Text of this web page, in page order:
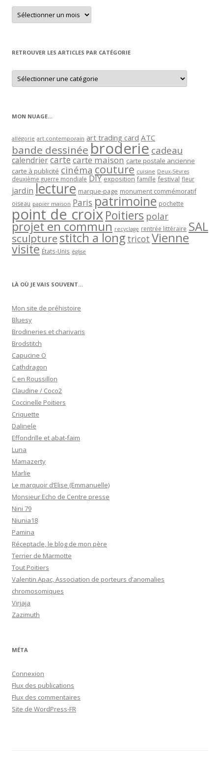
Retrouver
un
article
RETROUVER LES ARTICLES PAR CATÉGORIE
Retrouver
les
articles
MON NUAGE…
allégorie art contemporain art trading card ATC
bande dessinée broderie cadeau
calendriercartecarte maison carte postale ancienne
carte à publicité cinéma couture cuisine Deux-Sèvres
deuxième guerre mondiale DIY exposition famille festival fleur
jardin lecture marque-page monument commémoratif
oiseau papier maison Paris patrimoine pochette
point de croixPoitiers polar
projet en commun recyclage rentrée littéraire SAL
sculpturestitch a long tricot Vienne
visite États-Unis église
LÀ OÙ JE VAIS SOUVENT…
Mon site de préhistoire
Bluesy
Brodineries et charivaris
Brodstitch
Capucine O
Cathdragon
C en Roussillon
Claudine / Coco2
Coccinelle Poitiers
Criquette
Dalinele
Effondrille et abat-faim
Luna
Mamazerty
Marlie
Le marquoir d’Elise (Emmanuelle)
Monsieur Echo de Centre presse
Nini 79
Niunia18
Pamina
Réceptacle, le blog de mon père
Terrier de Marmotte
Tout Poitiers
Valentin Apac, Association de porteurs d’anomalies
chromosomiques
Virjaja
Zazimuth
MÉTA
Connexion
Flux des publications
Flux des commentaires
Site de WordPress-FR